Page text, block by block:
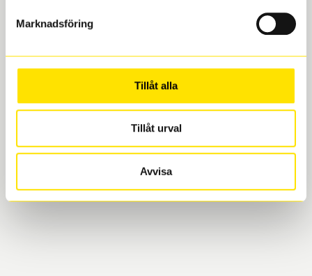
Marknadsföring
Tillåt alla
Tillåt urval
Avvisa
Boka och hämta hos Däckspecialen
När du beställer dina nya däck eller fälgar hos oss
levereras de direkt till någon av våra däckverkstäder i
Göteborg. Välj mellan Hisingen (Bäckebol) eller
Mölndal. I beställningen anger du datum och tid för
vi till att de uppfyller alla krav för en säker körning.